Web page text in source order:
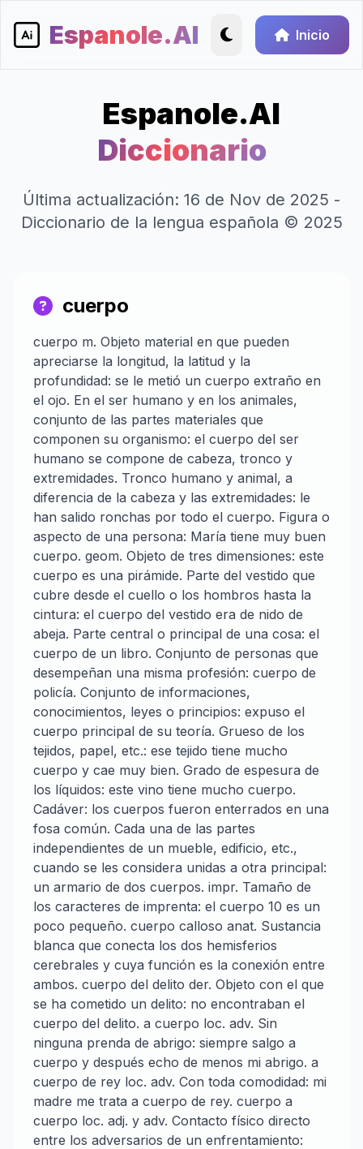
Espanole.AI Inicio
Espanole.AI
Diccionario
Última actualización: 16 de Nov de 2025 -
Diccionario de la lengua española © 2025
cuerpo
cuerpo m. Objeto material en que pueden
apreciarse la longitud, la latitud y la
profundidad: se le metió un cuerpo extraño en
el ojo. En el ser humano y en los animales,
conjunto de las partes materiales que
componen su organismo: el cuerpo del ser
humano se compone de cabeza, tronco y
extremidades. Tronco humano y animal, a
diferencia de la cabeza y las extremidades: le
han salido ronchas por todo el cuerpo. Figura o
aspecto de una persona: María tiene muy buen
cuerpo. geom. Objeto de tres dimensiones: este
cuerpo es una pirámide. Parte del vestido que
cubre desde el cuello o los hombros hasta la
cintura: el cuerpo del vestido era de nido de
abeja. Parte central o principal de una cosa: el
cuerpo de un libro. Conjunto de personas que
desempeñan una misma profesión: cuerpo de
policía. Conjunto de informaciones,
conocimientos, leyes o principios: expuso el
cuerpo principal de su teoría. Grueso de los
tejidos, papel, etc.: ese tejido tiene mucho
cuerpo y cae muy bien. Grado de espesura de
los líquidos: este vino tiene mucho cuerpo.
Cadáver: los cuerpos fueron enterrados en una
fosa común. Cada una de las partes
independientes de un mueble, edificio, etc.,
cuando se les considera unidas a otra principal:
un armario de dos cuerpos. impr. Tamaño de
los caracteres de imprenta: el cuerpo 10 es un
poco pequeño. cuerpo calloso anat. Sustancia
blanca que conecta los dos hemisferios
cerebrales y cuya función es la conexión entre
ambos. cuerpo del delito der. Objeto con el que
se ha cometido un delito: no encontraban el
cuerpo del delito. a cuerpo loc. adv. Sin
ninguna prenda de abrigo: siempre salgo a
cuerpo y después echo de menos mi abrigo. a
cuerpo de rey loc. adv. Con toda comodidad: mi
madre me trata a cuerpo de rey. cuerpo a
cuerpo loc. adj. y adv. Contacto físico directo
entre los adversarios de un enfrentamiento: